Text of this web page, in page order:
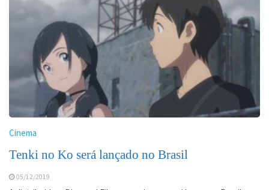
Cinema
Tenki no Ko será lançado no Brasil
05/12/2019